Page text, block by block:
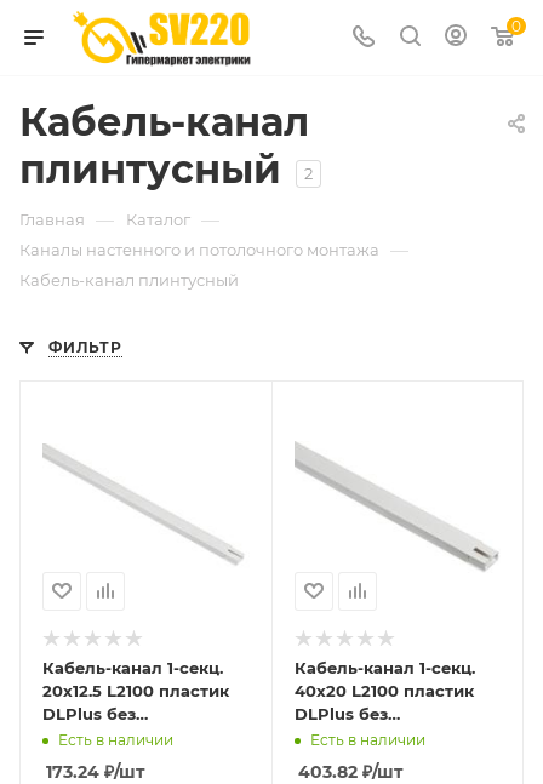
0
Кабель-канал
плинтусный
2
Главная — Каталог —
Каналы настенного и потолочного монтажа —
Кабель-канал плинтусный
ФИЛЬТР
Кабель-канал 1-секц.
20х12.5 L2100 пластик
DLPlus без
перегородки бел. ИЭК
Leg 030008
Есть в наличии
173.24 ₽/шт
Кабель-канал 1-секц.
40х20 L2100 пластик
DLPlus без
перегородки бел. ИЭК
Leg 030027
Есть в наличии
403.82₽/шт